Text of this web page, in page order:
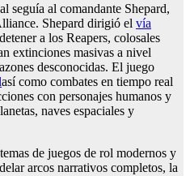
seguía al comandante Shepard,
Shepard dirigió el vía
a los Reapers, colosales
extinciones masivas a nivel
desconocidas. El juego
así como combates en tiempo real
con personajes humanos y
naves espaciales y
de juegos de rol modernos y
arcos narrativos completos, la